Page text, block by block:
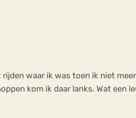
waar ik was toen ik niet
kom ik daar lanks. Wat een